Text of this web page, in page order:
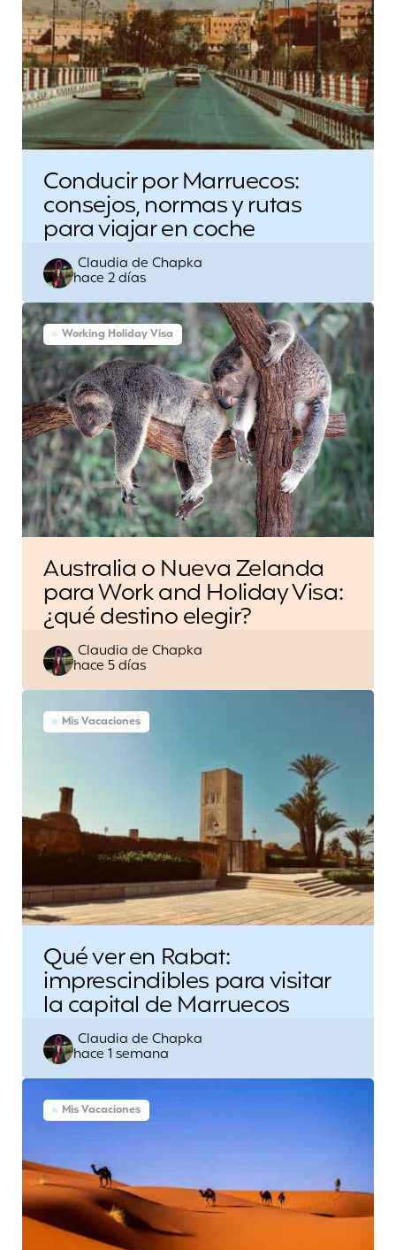
Conducir por Marruecos:
consejos, normas y rutas
para viajar en coche
Escrito
por
Claudia de Chapka
hace 2 días
Working Holiday Visa
Australia o Nueva Zelanda
para Work and Holiday Visa:
¿qué destino elegir?
Escrito
por
Claudia de Chapka
hace 5 días
Mis Vacaciones
Qué ver en Rabat:
imprescindibles para visitar
la capital de Marruecos
Escrito
por
Claudia de Chapka
hace 1 semana
Mis Vacaciones